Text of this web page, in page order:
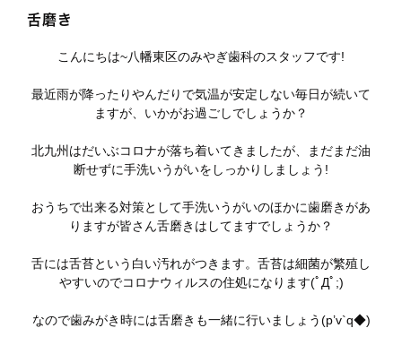
舌磨き
こんにちは~八幡東区のみやぎ歯科のスタッフです!
最近雨が降ったりやんだりで気温が安定しない毎日が続いて
ますが、いかがお過ごしでしょうか？
北九州はだいぶコロナが落ち着いてきましたが、まだまだ油
断せずに手洗いうがいをしっかりしましょう!
おうちで出来る対策として手洗いうがいのほかに歯磨きがあ
りますが皆さん舌磨きはしてますでしょうか？
舌には舌苔という白い汚れがつきます。舌苔は細菌が繁殖し
やすいのでコロナウィルスの住処になります(ﾟДﾟ;)
なので歯みがき時には舌磨きも一緒に行いましょう(p’v`q◆)